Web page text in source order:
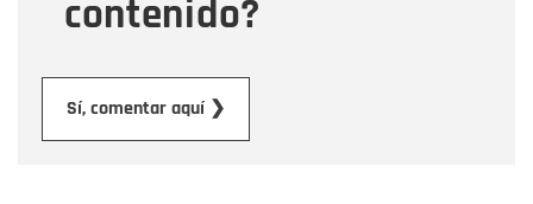
contenido?
Sí, comentar aquí ❯